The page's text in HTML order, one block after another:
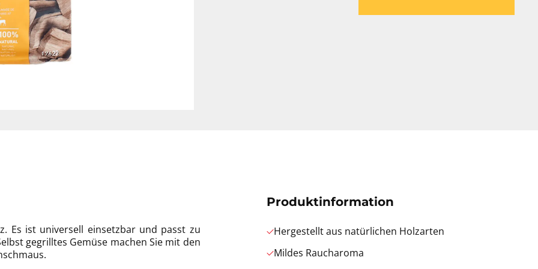
Es ist universell einsetzbar und passt zu
gegrilltes Gemüse machen Sie mit den
Produktinformation
Hergestellt aus natürlichen Holzarten
Mildes Raucharoma